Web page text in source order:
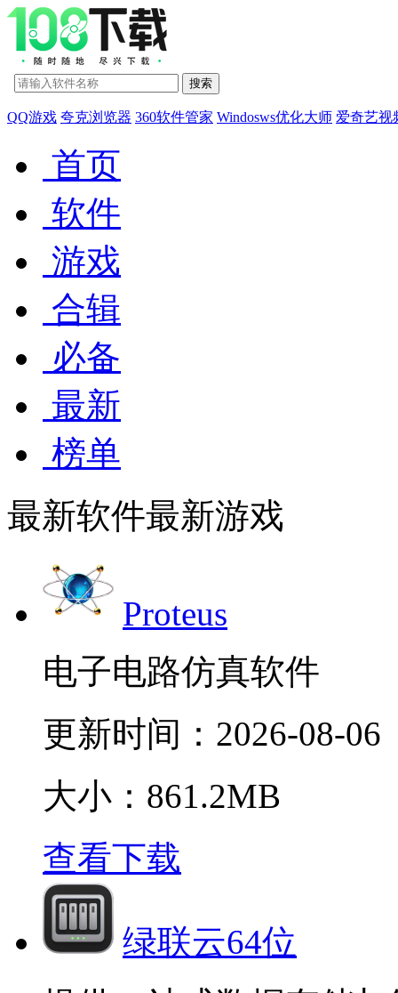
QQ游戏 夸克浏览器 360软件管家 Windosws优化大师 爱奇艺视
首页
软件
游戏
合辑
必备
最新
榜单
最新软件最新游戏
Proteus
电子电路仿真软件
更新时间： 2026-08-06
大小：861.2MB
查看下载
绿联云64位